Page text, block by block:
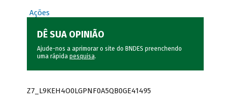
Ações
DÊ SUA OPINIÃO
Ajude-nos a aprimorar o site do BNDES preenchendo
uma rápida pesquisa.
Z7_L9KEH4O0LGPNF0A5QB0GE41495